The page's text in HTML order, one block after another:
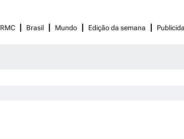
RMC Brasil Mundo Edição da semana